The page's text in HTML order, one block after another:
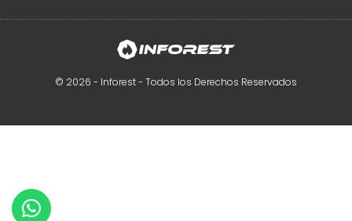
© 2026 - Inforest - Todos los Derechos Reservados